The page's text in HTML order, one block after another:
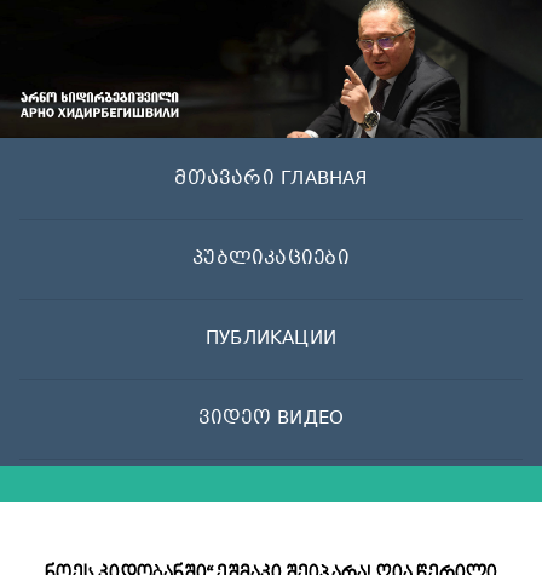
მთავარი ГЛАВНАЯ
პუბლიკაციები
ПУБЛИКАЦИИ
ვიდეო ВИДЕО